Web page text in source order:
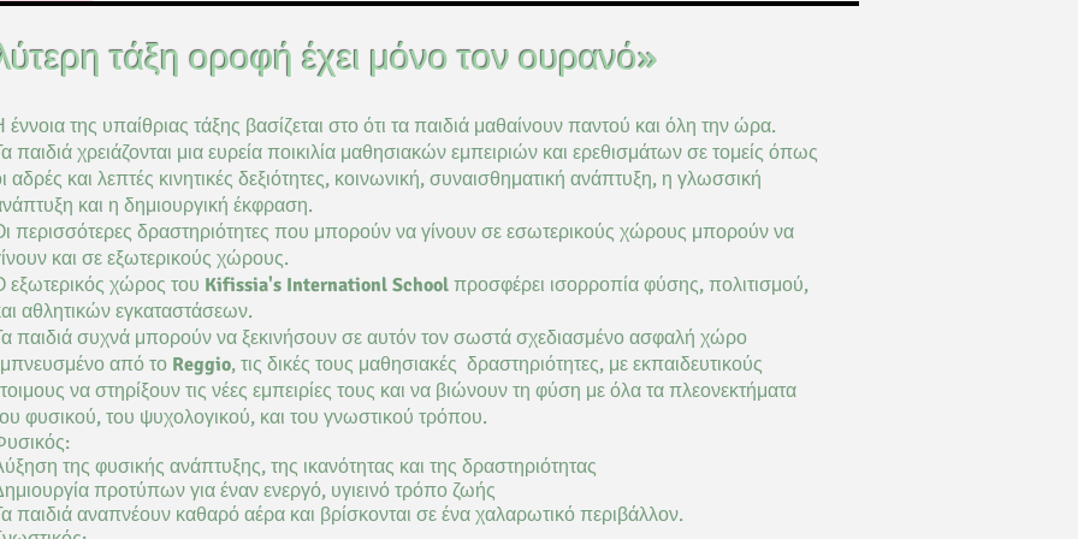
τάξη οροφή έχει μόνο τον ουρανό»
έννοια της υπαίθριας τάξης βασίζεται στο ότι τα παιδιά μαθαίνουν παντού και όλη την ώρα.
παιδιά χρειάζονται μια ευρεία ποικιλία μαθησιακών εμπειριών και ερεθισμάτων σε τομείς όπως
αδρές και λεπτές κινητικές δεξιότητες, κοινωνική, συναισθηματική ανάπτυξη, η γλωσσική
και η δημιουργική έκφραση.
περισσότερες δραστηριότητες που μπορούν να γίνουν σε εσωτερικούς χώρους μπορούν να
και σε εξωτερικούς χώρους.
εξωτερικός χώρος του Kifissia's Internationl School προσφέρει ισορροπία φύσης, πολιτισμού,
αθλητικών εγκαταστάσεων.
παιδιά συχνά μπορούν να ξεκινήσουν σε αυτόν τον σωστά σχεδιασμένο ασφαλή χώρο
από το Reggio, τις δικές τους μαθησιακές δραστηριότητες, με εκπαιδευτικούς
να στηρίξουν τις νέες εμπειρίες τους και να βιώνουν τη φύση με όλα τα πλεονεκτήματα
φυσικού, του ψυχολογικού, και του γνωστικού τρόπου.
της φυσικής ανάπτυξης, της ικανότητας και της δραστηριότητας
προτύπων για έναν ενεργό, υγιεινό τρόπο ζωής
παιδιά αναπνέουν καθαρό αέρα και βρίσκονται σε ένα χαλαρωτικό περιβάλλον.